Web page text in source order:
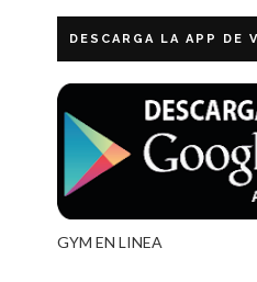
DESCARGA LA APP DE
GYM EN LINEA